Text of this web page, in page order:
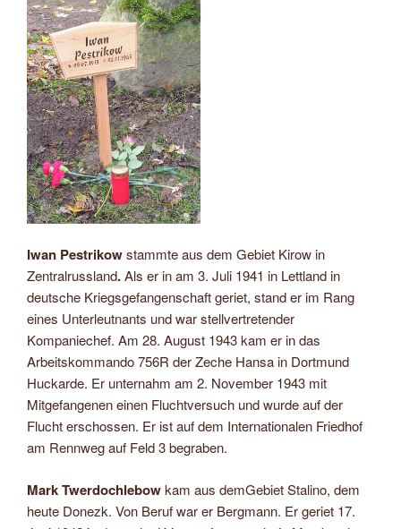
Iwan Pestrikowstammte aus dem Gebiet Kirow in
Zentralrussland.Als er in am 3. Juli 1941 in Lettland in
deutsche Kriegsgefangenschaft geriet, stand er im Rang
eines Unterleutnants und war stellvertretender
Kompaniechef. Am 28. August 1943 kam er in das
Arbeitskommando 756R der Zeche Hansa in Dortmund
Huckarde. Er unternahm am 2. November 1943 mit
Mitgefangenen einen Fluchtversuch und wurde auf der
Flucht erschossen. Er ist auf dem Internationalen Friedhof
am Rennweg auf Feld 3 begraben.
Mark Twerdochlebowkam aus demGebiet Stalino, dem
heute Donezk. Von Beruf war er Bergmann. Er geriet 17.